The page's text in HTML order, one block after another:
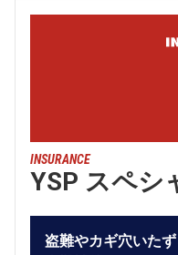
INSURANCE
YSP スペシ
盗難やカギ穴いた